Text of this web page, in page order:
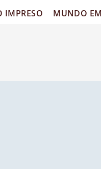
IMPRESO MUNDO